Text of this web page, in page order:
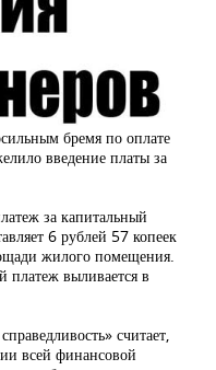
бремя по оплате
введение платы за
за капитальный
6 рублей 57 копеек
жилого помещения.
платеж выливается в
считает,
всей финансовой